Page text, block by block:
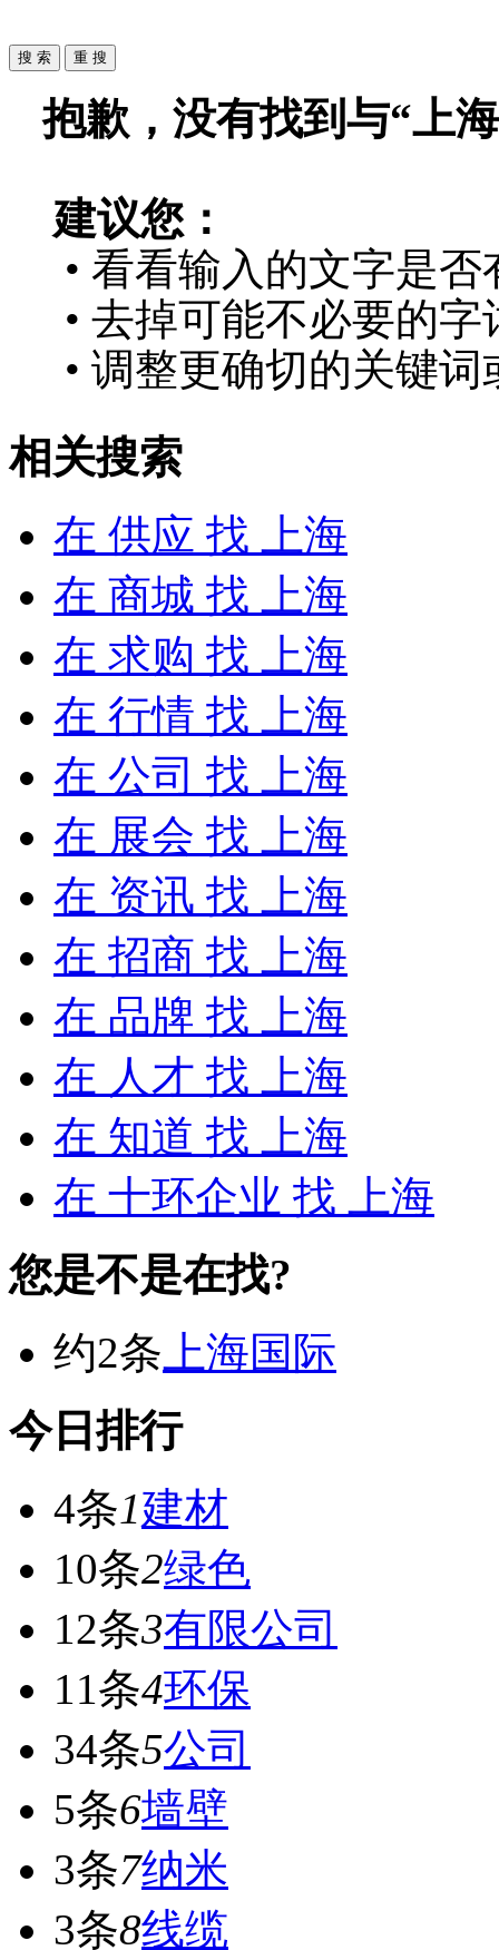
抱歉，没有找到与“上海
建议您：
• 看看输入的文字是否
• 去掉可能不必要的字
• 调整更确切的关键
相关搜索
在 供应 找 上海
在 商城 找 上海
在 求购 找 上海
在 行情 找 上海
在 公司 找 上海
在 展会 找 上海
在 资讯 找 上海
在 招商 找 上海
在 品牌 找 上海
在 人才 找 上海
在 知道 找 上海
在 十环企业 找 上海
您是不是在找?
约2条 上海国际
今日排行
4条1建材
10条2绿色
12条3有限公司
11条4环保
34条5公司
5条6墙壁
3条7纳米
3条8线缆